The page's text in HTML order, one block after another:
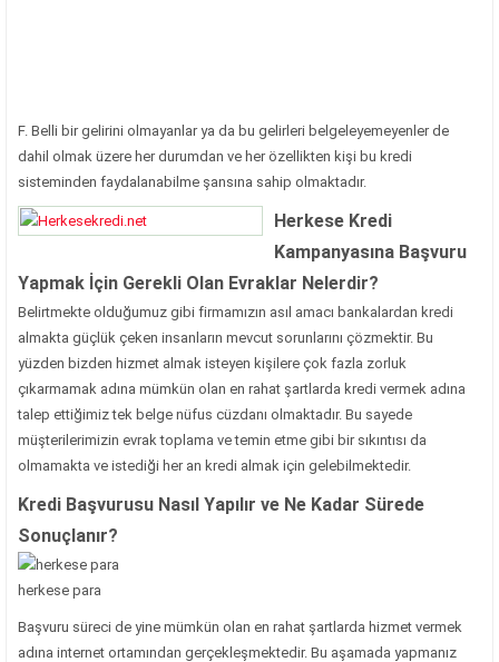
F. Belli bir gelirini olmayanlar ya da bu gelirleri belgeleyemeyenler de
dahil olmak üzere her durumdan ve her özellikten kişi bu kredi
sisteminden faydalanabilme şansına sahip olmaktadır.
Herkese Kredi
Kampanyasına Başvuru
Yapmak İçin Gerekli Olan Evraklar Nelerdir?
Belirtmekte olduğumuz gibi firmamızın asıl amacı bankalardan kredi
almakta güçlük çeken insanların mevcut sorunlarını çözmektir. Bu
yüzden bizden hizmet almak isteyen kişilere çok fazla zorluk
çıkarmamak adına mümkün olan en rahat şartlarda kredi vermek adına
talep ettiğimiz tek belge nüfus cüzdanı olmaktadır. Bu sayede
müşterilerimizin evrak toplama ve temin etme gibi bir sıkıntısı da
olmamakta ve istediği her an kredi almak için gelebilmektedir.
Kredi Başvurusu Nasıl Yapılır ve Ne Kadar Sürede
Sonuçlanır?
herkese para
Başvuru süreci de yine mümkün olan en rahat şartlarda hizmet vermek
adına internet ortamından gerçekleşmektedir. Bu aşamada yapmanız